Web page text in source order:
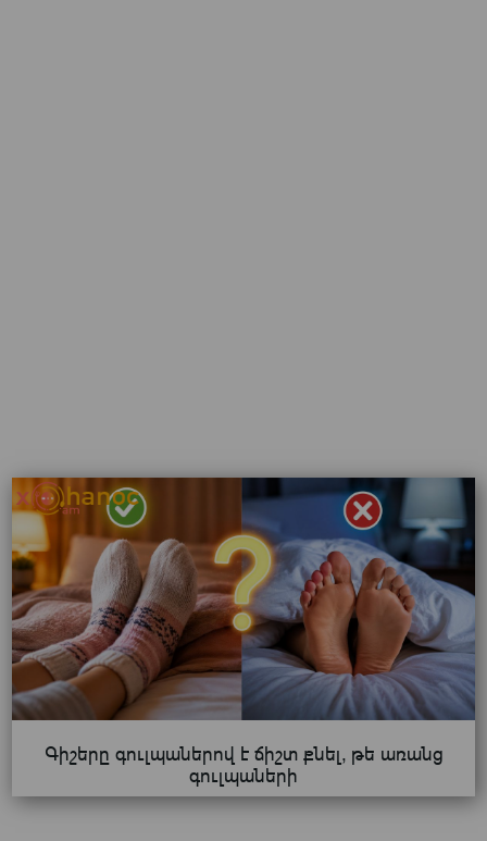
Գիշերը գուլպաներով է ճիշտ քնել, թե առանց
գուլպաների